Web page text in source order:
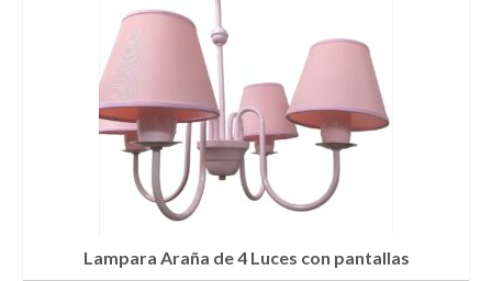
Lampara Araña de 4 Luces con pantallas